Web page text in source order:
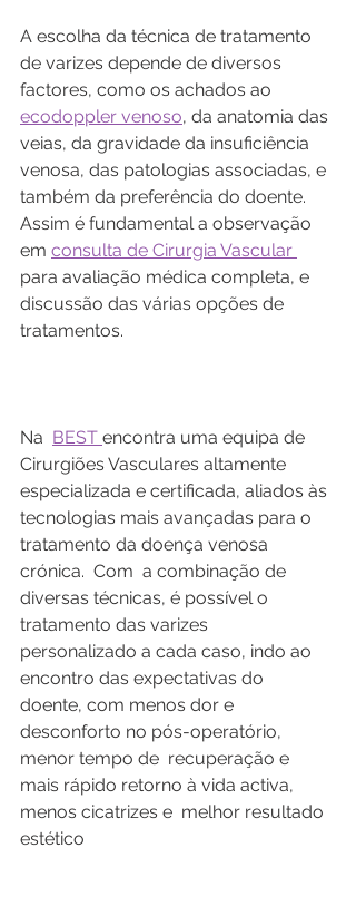
A escolha da técnica de tratamento
de varizes depende de diversos
factores, como os achados ao
ecodoppler venoso, da anatomia das
veias, da gravidade da insuficiência
venosa, das patologias associadas, e
também da preferência do doente.
Assim é fundamental a observação
em consulta de Cirurgia Vascular
para avaliação médica completa, e
discussão das várias opções de
tratamentos.
Na BEST encontra uma equipa de
Cirurgiões Vasculares altamente
especializada e certificada, aliados às
tecnologias mais avançadas para o
tratamento da doença venosa
crónica.  Com  a combinação de
diversas técnicas, é possível o
tratamento das varizes
personalizado a cada caso, indo ao
encontro das expectativas do
doente, com menos dor e
desconforto no pós-operatório,
menor tempo de  recuperação e
mais rápido retorno à vida activa,
menos cicatrizes e  melhor resultado
estético